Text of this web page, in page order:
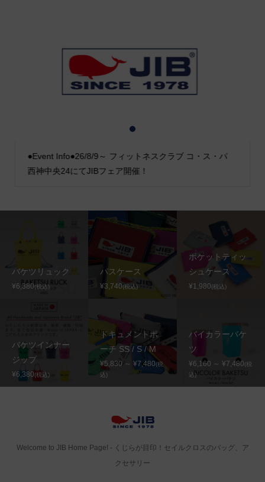
●Event Info●26/8/9～ フィットネスクラブ コ・ス・パ
西神中央24にてJIBフェア開催！
2
バケツリュック
¥6,380(税込)
パスケース
¥3,740(税込)
ポケットティッ
シュケース
¥1,980(税込)
バケツインナー
ジップ
¥6,380(税込)
ドキュメントポ
ーチ SS / S / M
¥5,830 ～ ¥7,480(税
込)
バイカラーバケ
ツ
¥6,160 ～ ¥7,480(税
込)
Welcome to JIB Home Page! ‐ くじらが目印！セイルクロスのバッグ、ア
クセサリー